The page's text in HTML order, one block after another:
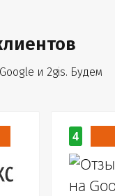
и 2gis. Будем
4